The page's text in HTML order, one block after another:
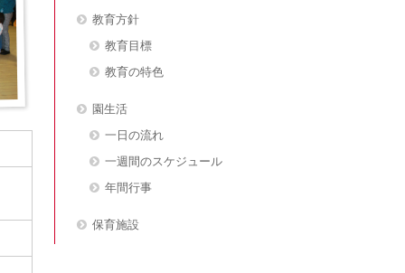
教育方針
教育目標
教育の特色
園生活
一日の流れ
一週間のスケジュール
年間行事
保育施設